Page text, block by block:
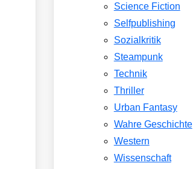
Science Fiction
Selfpublishing
Sozialkritik
Steampunk
Technik
Thriller
Urban Fantasy
Wahre Geschichte
Western
Wissenschaft